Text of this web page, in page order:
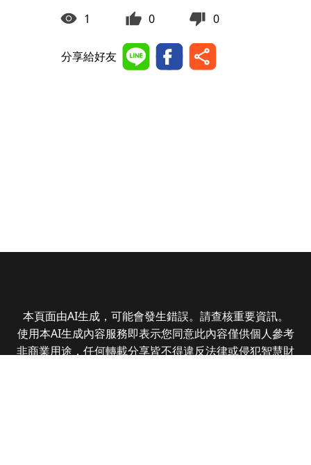
1 0 0
分享給好友
本頁面由AI生成，可能會發生錯誤。請查核重要資訊。
使用本AI生成內容服務即表示您同意此內容僅供個人參考
非商業用途，任何轉載分享皆不得違反法律或侵犯智慧財